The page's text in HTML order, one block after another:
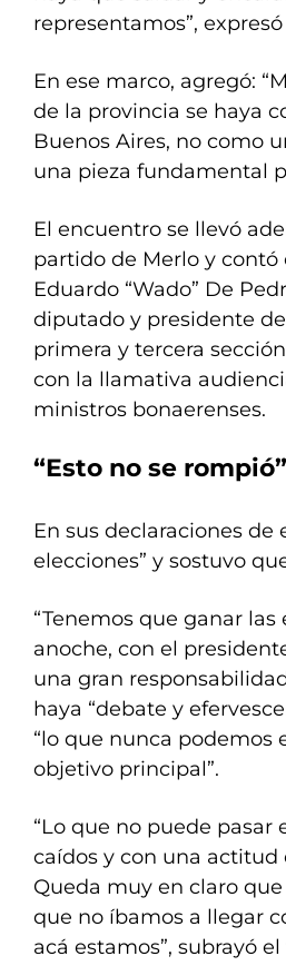
representamos”,
En ese marco, agregó:
de la provincia se haya
Buenos Aires, no como
una pieza fundamental
El encuentro se llevó
partido de Merlo y contó
Eduardo “Wado” De
diputado y presidente
primera y tercera
con la llamativa
ministros bonaerenses.
“Esto no se rompió”
En sus declaraciones
elecciones” y sostuvo
“Tenemos que ganar
anoche, con el
una gran
haya “debate y
“lo que nunca podemos
objetivo principal”.
“Lo que no puede pasar
caídos y con una actitud
Queda muy en claro
que no íbamos a llegar
acá estamos”, subrayó